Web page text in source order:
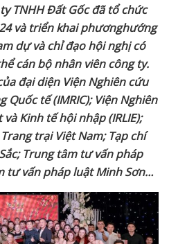
TNHHĐất Gốcđã tổ chức
4và triển khai phươnghướng
dự và chỉ đạo hội nghị có
cán bộ nhân viên công ty.
đại diện Viện Nghiên cứu
tế (IMRIC); Viện Nghiên
Kinh tế hội nhập (IRLIE);
trại Việt Nam; Tạp chí
Trung tâm tư vấn pháp
tư vấn pháp luật Minh Sơn…